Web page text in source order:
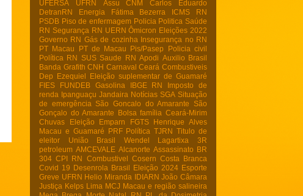
UFERSA
UFRN Assu CNM
Carlos Eduardo
DetranRN
Energia Fátima Bezerra
ICMS RN
PSDB Piso de enfermagem Policia Politica Saúde
RN Segurança RN UERN Ômicron Eleições 2022
Governo RN Gás de cozinha Insegurança no RN
PT Macau
PT de Macau Pis/Pasep
Policia civil
Política RN
SUS Saude RN Apodi Auxilio Brasil
Banda Grafith CNH Carnaval Ceará Combustiveis
Dep Ezequiel
Eleição suplementar de Guamaré
FIES
FUNDEB Gasolina IBGE RN
Imposto de
renda Ipanguaçu Jandaira Notícias SGA Situação
de emergência
São Goncalo do Amarante
São
Gonçalo do Amarante
Bolsa família Ceará-Mirim
Chuvas
Eleição Emparn FGTS
Henrique Alves
Macau e Guamaré
PRF Política TJRN Titulo de
eleitor
União Brasil Wendel Lagartixa
3R
petroleum AMCEVALE Alcanorte Assassinato BR
304 CPI RN Combustivel Cosern Costa Branca
Covid 19 Desenrola Brasil Eleição 2024 Esporte
Greve UFRN Helio Miranda IDIARN João Câmara
Justiça Kelps Lima MCJ Macau e região salineira